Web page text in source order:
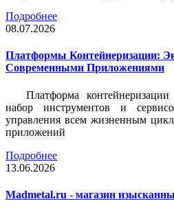
Подробнее
08.07.2026
Платформы Контейнеризации:
Современными Приложениями
Платформа
набор инструментов и
управления всем жизненным
приложений
Подробнее
13.06.2026
Madmetal.ru - магазин